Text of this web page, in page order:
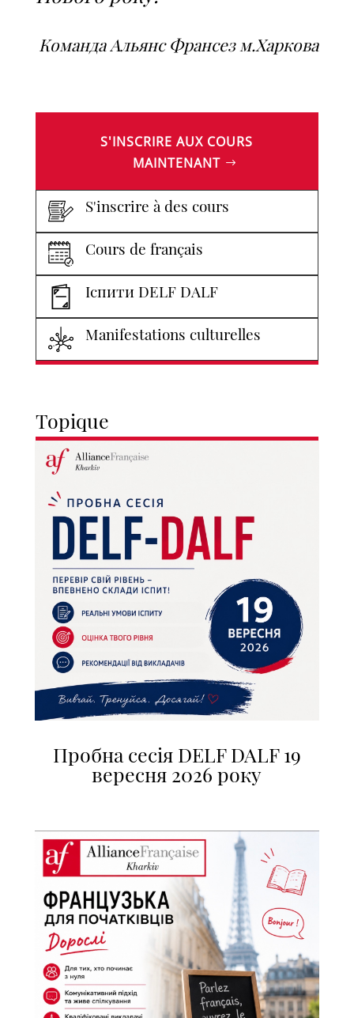
Команда Альянс Франсез м.Харкова
S'INSCRIRE AUX COURS
MAINTENANT
S'inscrire à des cours
Cours de français
Іспити DELF DALF
Manifestations culturelles
Topique
Пробна сесія DELF DALF 19
вересня 2026 року